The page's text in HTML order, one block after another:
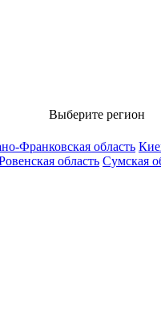
Выберите регион
Франковская область
область Сумская